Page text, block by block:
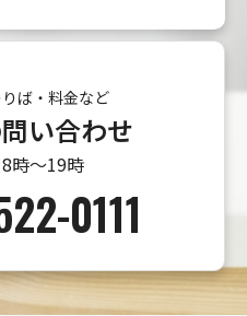
ば・料金など
い合わせ
8時〜19時
0111